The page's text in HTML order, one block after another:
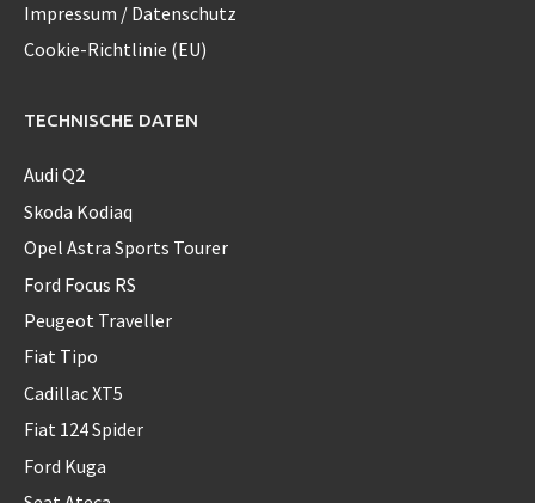
Impressum / Datenschutz
Cookie-Richtlinie (EU)
TECHNISCHE DATEN
Audi Q2
Skoda Kodiaq
Opel Astra Sports Tourer
Ford Focus RS
Peugeot Traveller
Fiat Tipo
Cadillac XT5
Fiat 124 Spider
Ford Kuga